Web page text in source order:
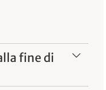
fine di